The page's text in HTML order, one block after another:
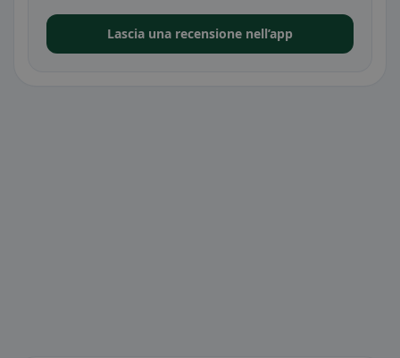
Lascia una recensione nell’app